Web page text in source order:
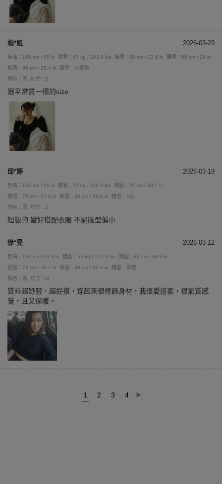
楊*姐 2026-03-23
身高：165 cm / 65 in 體重：47 kg / 103.6 lbs 胸圍：85 cm / 33.5 in
腰圍：66 cm / 26 in
臀圍：90 cm / 35.4 in
體型：不提供
顏色：黑
尺寸：S
跟平常買一樣的size
邱*婷 2026-03-19
身高：165 cm / 65 in 體重：53 kg / 116.9 lbs
胸圍：78 cm / 30.7 in
腰圍：70 cm / 27.6 in
臀圍：88 cm / 34.6 in
體型：H型
顏色：黑
尺寸：S
短版的 蠻好搭配衣服 不過版型偏小
徐*旻 2026-03-12
身高：162 cm / 63.8 in 體重：55 kg / 121.3 lbs
胸圍：86 cm / 33.9 in
腰圍：73 cm / 28.7 in
臀圍：93 cm / 36.6 in
體型：梨型
顏色：黑
尺寸：M
質料超舒服，超好摸，穿起來很修飾身材，我很愛這套，很氣質感
覺，且又保暖。
1 2 3 4